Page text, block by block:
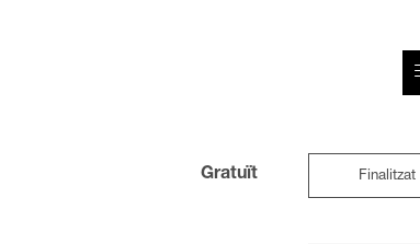
Gratuït Finalitzat